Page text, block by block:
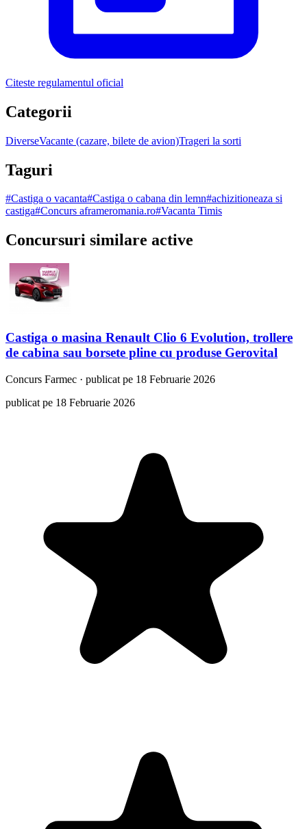
Citeste regulamentul oficial
Categorii
DiverseVacante (cazare, bilete de avion)Trageri la sorti
Taguri
#Castiga o vacanta#Castiga o cabana din lemn#achizitioneaza si
castiga#Concurs aframeromania.ro#Vacanta Timis
Concursuri similare active
Castiga o masina Renault Clio 6 Evolution, trollere
de cabina sau borsete pline cu produse Gerovital
Concurs Farmec · publicat pe 18 Februarie 2026
publicat pe 18 Februarie 2026